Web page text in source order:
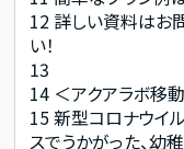
12 詳しい資料はお
い！
13
14 ＜アクアラボ移
15新型コロナウイ
スでうかがった、幼